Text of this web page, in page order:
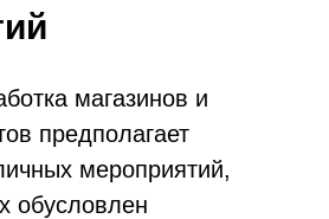
магазинов и
предполагает
мероприятий,
обусловлен